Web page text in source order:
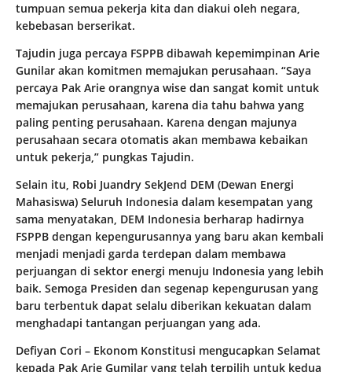
tumpuan semua pekerja kita dan diakui oleh negara,
kebebasan berserikat.
Tajudin juga percaya FSPPB dibawah kepemimpinan Arie
Gunilar akan komitmen memajukan perusahaan. “Saya
percaya Pak Arie orangnya wise dan sangat komit untuk
memajukan perusahaan, karena dia tahu bahwa yang
paling penting perusahaan. Karena dengan majunya
perusahaan secara otomatis akan membawa kebaikan
untuk pekerja,” pungkas Tajudin.
Selain itu, Robi Juandry SekJend DEM (Dewan Energi
Mahasiswa) Seluruh Indonesia dalam kesempatan yang
sama menyatakan, DEM Indonesia berharap hadirnya
FSPPB dengan kepengurusannya yang baru akan kembali
menjadi menjadi garda terdepan dalam membawa
perjuangan di sektor energi menuju Indonesia yang lebih
baik. Semoga Presiden dan segenap kepengurusan yang
baru terbentuk dapat selalu diberikan kekuatan dalam
menghadapi tantangan perjuangan yang ada.
Defiyan Cori – Ekonom Konstitusi mengucapkan Selamat
kepada Pak Arie Gumilar yang telah terpilih untuk kedua